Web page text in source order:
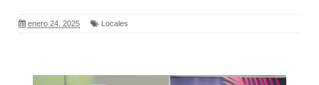
enero 24, 2025 Locales